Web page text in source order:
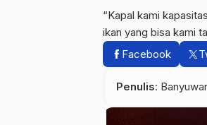
“Kapal kami
ikan yang bisa kami
Facebook
Penulis: